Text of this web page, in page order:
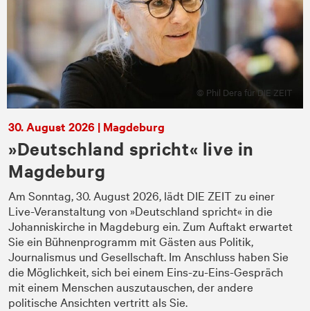
© Phil Dera für DIE ZEIT
30. August 2026 | Magdeburg
»Deutschland spricht« live in
Magdeburg
Am Sonntag, 30. August 2026, lädt DIE ZEIT zu einer
Live-Veranstaltung von »Deutschland spricht« in die
Johanniskirche in Magdeburg ein. Zum Auftakt erwartet
Sie ein Bühnenprogramm mit Gästen aus Politik,
Journalismus und Gesellschaft. Im Anschluss haben Sie
die Möglichkeit, sich bei einem Eins-zu-Eins-Gespräch
mit einem Menschen auszutauschen, der andere
politische Ansichten vertritt als Sie.